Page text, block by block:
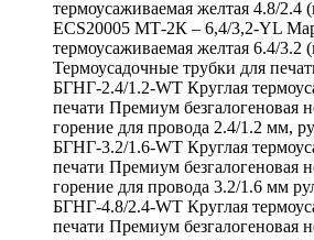
термоусаживаемая желтая 4.8/2.4
ECS20005 МТ-2К – 6,4/3,2-YL
термоусаживаемая желтая 6.4/3.2
Термоусадочные трубки для
БГНГ-2.4/1.2-WT Круглая
печати Премиум безгалогеновая
горение для провода 2.4/1.2 мм,
БГНГ-3.2/1.6-WT Круглая
печати Премиум безгалогеновая
горение для провода 3.2/1.6 мм
БГНГ-4.8/2.4-WT Круглая
печати Премиум безгалогеновая